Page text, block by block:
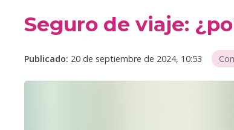
Seguro de viaje:
Publicado: 20 de septiembre de 2024, 10:53